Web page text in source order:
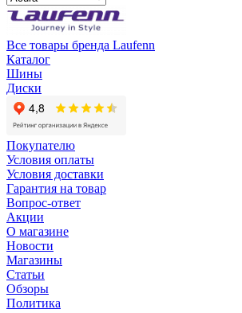
Все товары бренда Laufenn
Каталог
Шины
Диски
Покупателю
Условия оплаты
Условия доставки
Гарантия на товар
Вопрос-ответ
Акции
О магазине
Новости
Магазины
Статьи
Обзоры
Политика